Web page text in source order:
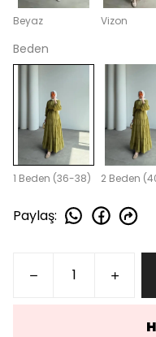
Beyaz Vizon
Beden
1 Beden (36-38) 2 Beden
Paylaş: